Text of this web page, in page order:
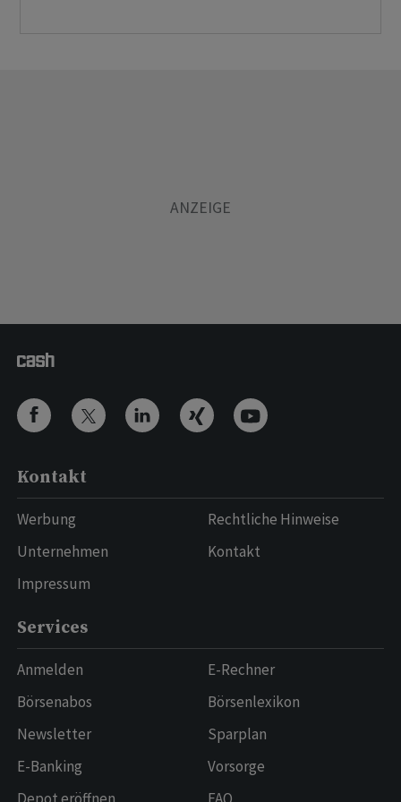
Kontakt
Werbung
Unternehmen
Impressum
Rechtliche Hinweise
Kontakt
Services
Anmelden
Börsenabos
Newsletter
E-Banking
E-Rechner
Börsenlexikon
Sparplan
Vorsorge